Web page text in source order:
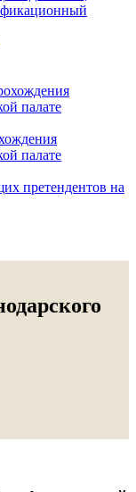
палате
палате
претендентов на